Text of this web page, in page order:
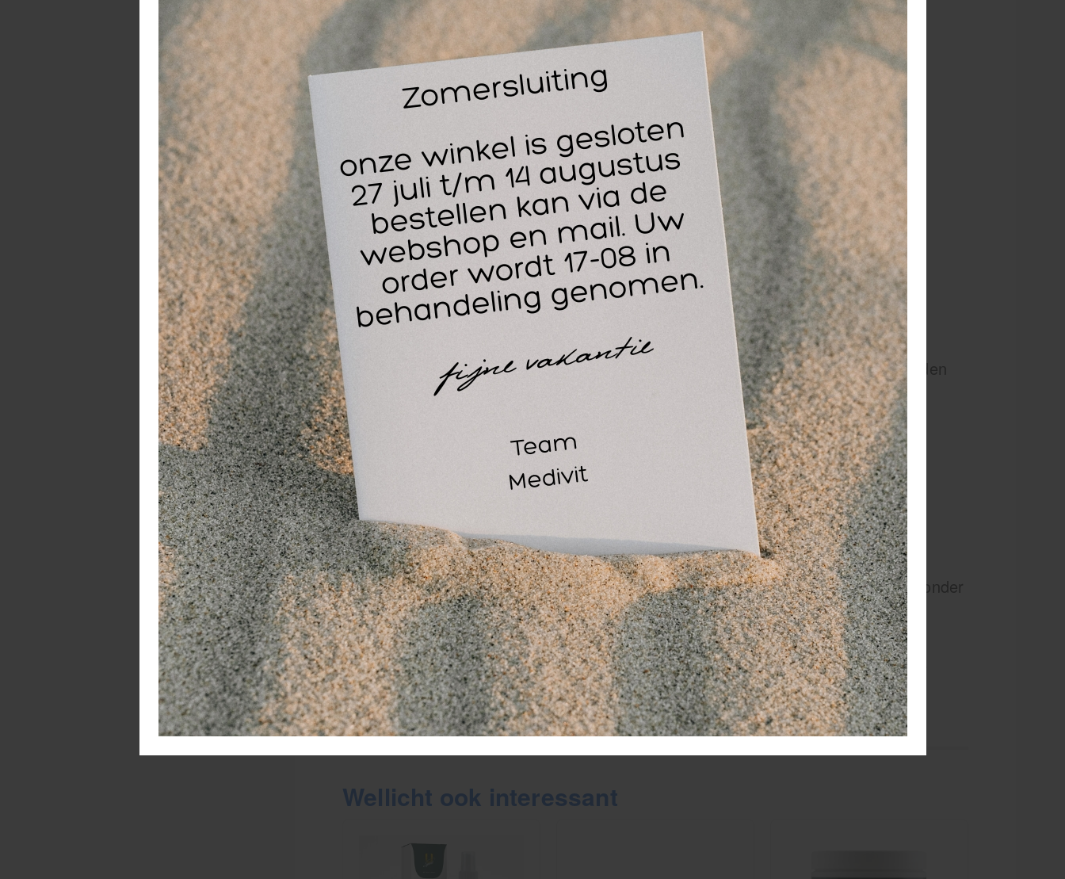
Merk: Stimorol
Variant: Original Suikervrij
Verpakking: Grootverpakking
Inhoud: 30 pakjes x 10 stuks
Suikervrij: Ja
Geschikt voor: Dagelijks gebruik, sport, werk, onderweg
Toepassing & gebruiksmomenten:
Tijdens of na het sporten voor een frisse adem
Op kantoor of school als suikervrije snack
Onderweg in de auto of het OV
Ideaal om te delen bij vergaderingen of teamactiviteiten
1. Bevat Stimorol Original suikervrij kauwgom echt geen suiker?
Ja, deze kauwgom is volledig suikervrij en daarmee een bewuste keuze voor tanden
en gezondheid.
2. Hoe groot is de grootverpakking?
De verpakking bevat 30 x 10 stuks, zodat u altijd voldoende voorraad heeft.
3. Is kauwgom goed voor de tanden?
Suikervrije kauwgom helpt de speekselproductie te stimuleren, wat een positieve
invloed heeft op de mondgezondheid.
4. Kan ik deze kauwgom gebruiken tijdens een dieet of sportprogramma?
Ja, suikervrije kauwgom bevat nauwelijks calorieën en is ideaal als frisse snack zonder
suiker.
5. Hoe lang blijft de smaak van Stimorol Original behouden?
Stimorol staat bekend om zijn langdurige frisse smaak, die ook in deze suikervrije
variant behouden blijft.
Wellicht ook interessant